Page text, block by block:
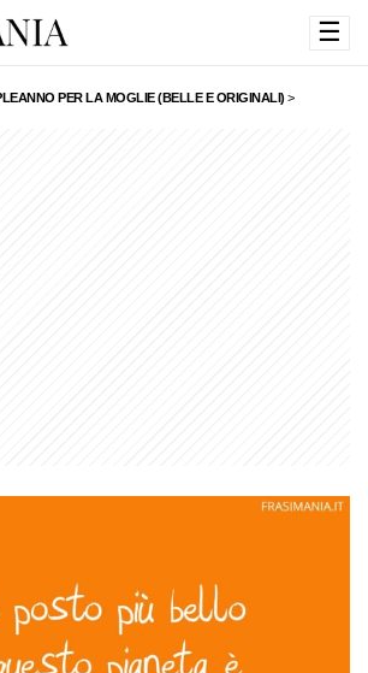
☰
PER LA MOGLIE (BELLE E ORIGINALI) >